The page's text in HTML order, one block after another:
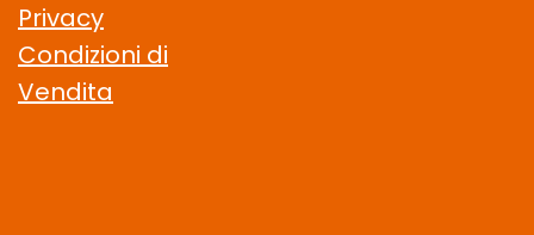
Privacy
Condizioni di
Vendita